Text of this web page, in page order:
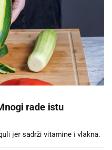
rade istu
jer sadrži vitamine i vlakna.